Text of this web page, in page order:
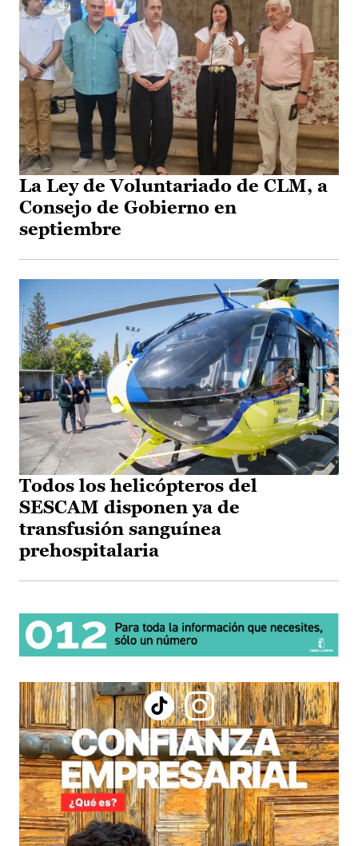
La Ley de Voluntariado de CLM, a
Consejo de Gobierno en
septiembre
Todos los helicópteros del
SESCAM disponen ya de
transfusión sanguínea
prehospitalaria